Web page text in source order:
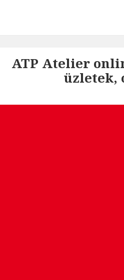
ATP Atelier
üzletek,